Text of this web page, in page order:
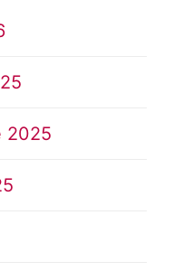
2025